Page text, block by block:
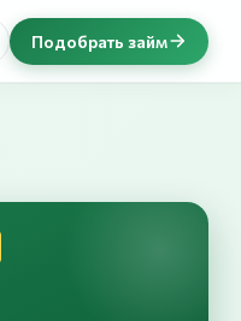
Подобрать займ